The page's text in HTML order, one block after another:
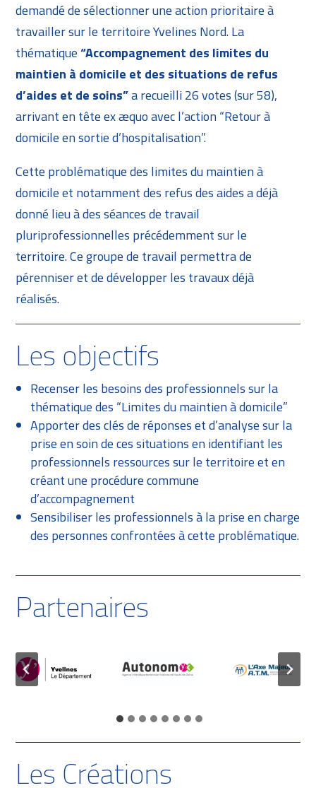
demandé de sélectionner une action prioritaire à
travailler sur le territoire Yvelines Nord. La
thématique“Accompagnement des limites du
maintien à domicile et des situations de refus
d’aides et de soins”a recueilli 26 votes (sur 58),
arrivant en tête ex æquo avec l’action “Retour à
domicile en sortie d’hospitalisation”.
Cette problématique des limites du maintien à
domicile et notamment des refus des aides a déjà
donné lieu à des séances de travail
pluriprofessionnelles précédemment sur le
territoire. Ce groupe de travail permettra de
pérenniser et de développer les travaux déjà
réalisés.
Les objectifs
Recenser les besoins des professionnels sur la
thématique des “Limites du maintien à domicile”
Apporter des clés de réponses et d’analyse sur la
prise en soin de ces situations en identifiant les
professionnels ressources sur le territoire et en
créant une procédure commune
d’accompagnement
Sensibiliser les professionnels à la prise en charge
des personnes confrontées à cette problématique.
Partenaires
Les Créations